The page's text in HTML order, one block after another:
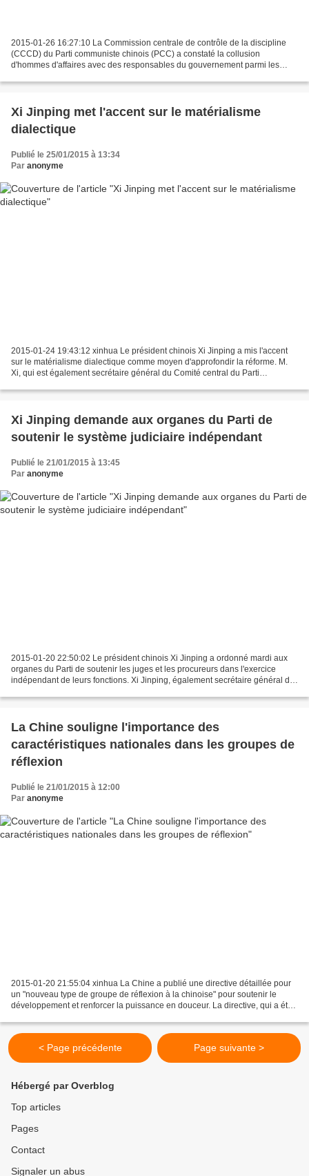
2015-01-26 16:27:10 La Commission centrale de contrôle de la discipline
(CCCD) du Parti communiste chinois (PCC) a constaté la collusion
d'hommes d'affaires avec des responsables du gouvernement parmi les
Xi Jinping met l'accent sur le matérialisme
dialectique
Publié le 25/01/2015 à 13:34
Par anonyme
2015-01-24 19:43:12 xinhua Le président chinois Xi Jinping a mis l'accent
sur le matérialisme dialectique comme moyen d'approfondir la réforme. M.
Xi, qui est également secrétaire général du Comité central du Parti
Xi Jinping demande aux organes du Parti de
soutenir le système judiciaire indépendant
Publié le 21/01/2015 à 13:45
Par anonyme
2015-01-20 22:50:02 Le président chinois Xi Jinping a ordonné mardi aux
organes du Parti de soutenir les juges et les procureurs dans l'exercice
indépendant de leurs fonctions. Xi Jinping, également secrétaire général du
La Chine souligne l'importance des
caractéristiques nationales dans les groupes de
réflexion
Publié le 21/01/2015 à 12:00
Par anonyme
2015-01-20 21:55:04 xinhua La Chine a publié une directive détaillée pour
un "nouveau type de groupe de réflexion à la chinoise" pour soutenir le
développement et renforcer la puissance en douceur. La directive, qui a été
< Page précédente Page suivante >
Hébergé par Overblog
Top articles
Pages
Contact
Signaler un abus